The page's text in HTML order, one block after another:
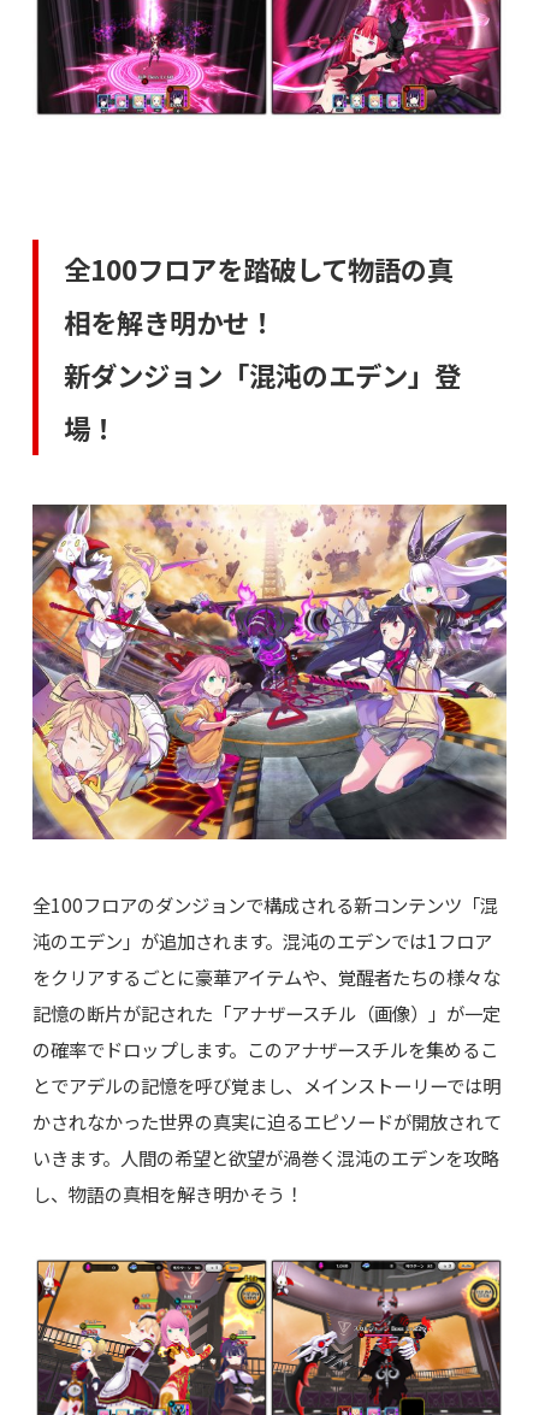
全100フロアを踏破して物語の真
相を解き明かせ！
新ダンジョン「混沌のエデン」登
場！
全100フロアのダンジョンで構成される新コンテンツ「混
沌のエデン」が追加されます。混沌のエデンでは1フロア
をクリアするごとに豪華アイテムや、覚醒者たちの様々な
記憶の断片が記された「アナザースチル（画像）」が一定
の確率でドロップします。このアナザースチルを集めるこ
とでアデルの記憶を呼び覚まし、メインストーリーでは明
かされなかった世界の真実に迫るエピソードが開放されて
いきます。人間の希望と欲望が渦巻く混沌のエデンを攻略
し、物語の真相を解き明かそう！